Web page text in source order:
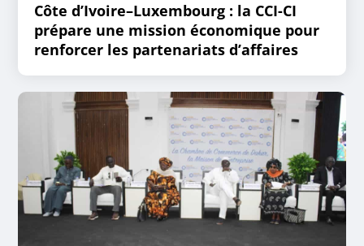
Côte d’Ivoire–Luxembourg : la CCI-CI
prépare une mission économique pour
renforcer les partenariats d’affaires